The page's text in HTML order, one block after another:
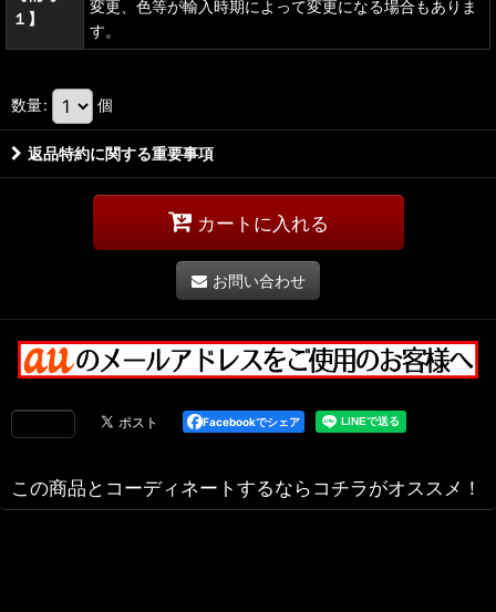
１】
変更、色等が輸入時期によって変更になる場合もありま
す。
数量: 個
返品特約に関する重要事項
カートに入れる
お問い合わせ
Facebookでシェア
この商品とコーディネートするならコチラがオススメ！